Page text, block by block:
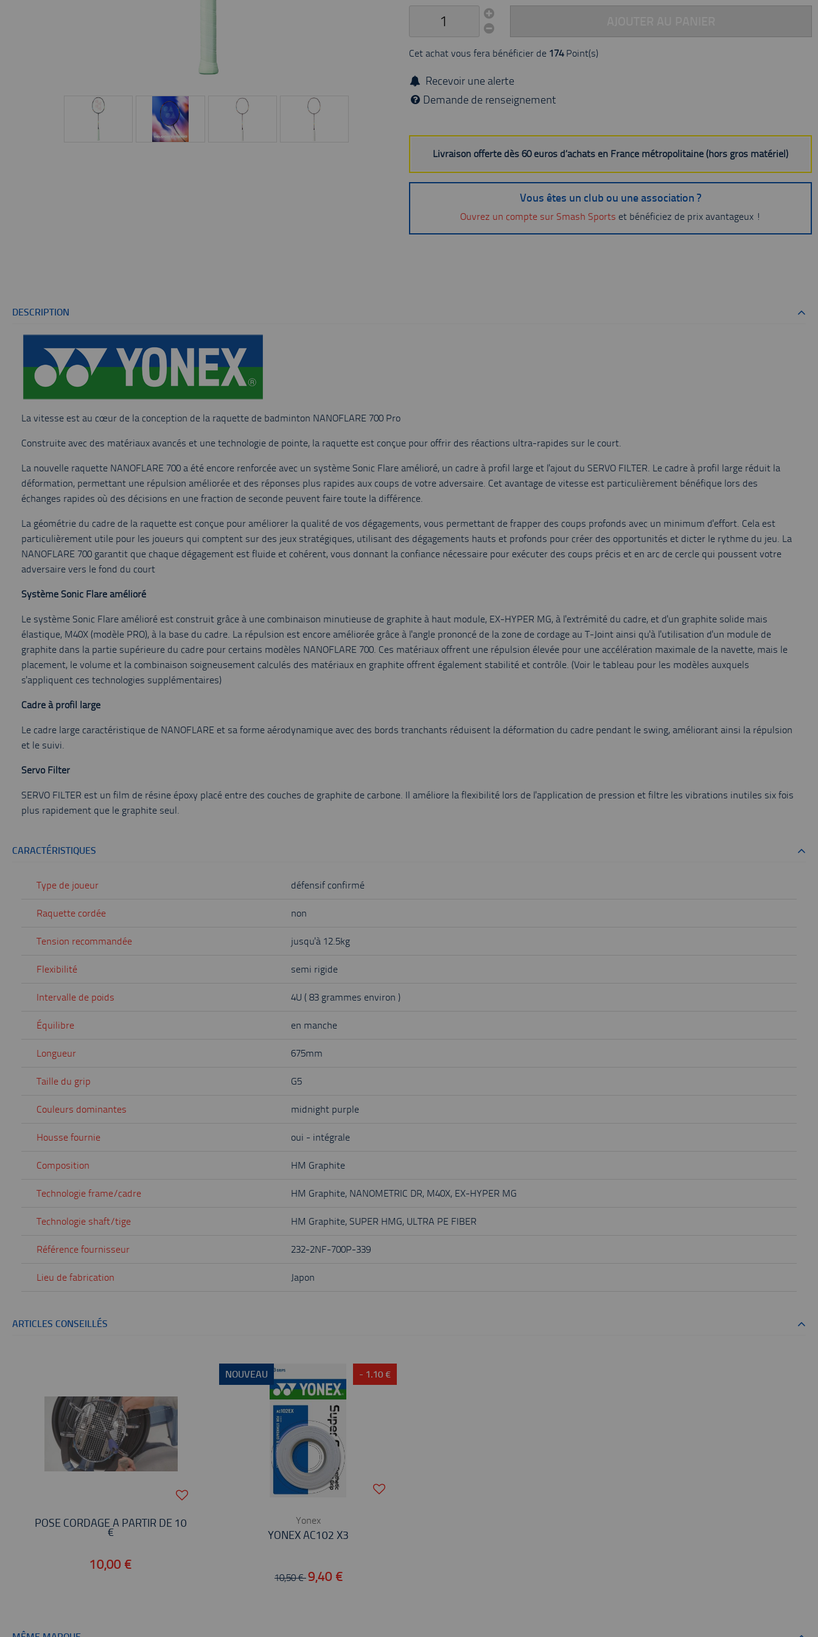
Cet achat vous fera bénéficier de 174Point(s)
Recevoir une alerte
Demande de renseignement
Livraison offerte dès 60 euros d’achats en France métropolitaine (hors gros matériel)
Vous êtes un club ou une association ?
Ouvrez un compte sur Smash Sports et bénéficiez de prix avantageux !
DESCRIPTION
La vitesse est au cœur de la conception de la raquette de badminton NANOFLARE 700 Pro
Construite avec des matériaux avancés et une technologie de pointe, la raquette est conçue pour offrir des réactions ultra-rapides sur le court.
La nouvelle raquette NANOFLARE 700 a été encore renforcée avec un système Sonic Flare amélioré, un cadre à profil large et l'ajout du SERVO FILTER. Le cadre à profil large réduit la
déformation, permettant une répulsion améliorée et des réponses plus rapides aux coups de votre adversaire. Cet avantage de vitesse est particulièrement bénéfique lors des
échanges rapides où des décisions en une fraction de seconde peuvent faire toute la différence.
La géométrie du cadre de la raquette est conçue pour améliorer la qualité de vos dégagements, vous permettant de frapper des coups profonds avec un minimum d'effort. Cela est
particulièrement utile pour les joueurs qui comptent sur des jeux stratégiques, utilisant des dégagements hauts et profonds pour créer des opportunités et dicter le rythme du jeu. La
NANOFLARE 700 garantit que chaque dégagement est fluide et cohérent, vous donnant la confiance nécessaire pour exécuter des coups précis et en arc de cercle qui poussent votre
adversaire vers le fond du court
Système Sonic Flare amélioré
Le système Sonic Flare amélioré est construit grâce à une combinaison minutieuse de graphite à haut module, EX-HYPER MG, à l'extrémité du cadre, et d'un graphite solide mais
élastique, M40X (modèle PRO), à la base du cadre. La répulsion est encore améliorée grâce à l'angle prononcé de la zone de cordage au T-Joint ainsi qu'à l'utilisation d'un module de
graphite dans la partie supérieure du cadre pour certains modèles NANOFLARE 700. Ces matériaux offrent une répulsion élevée pour une accélération maximale de la navette, mais le
placement, le volume et la combinaison soigneusement calculés des matériaux en graphite offrent également stabilité et contrôle. (Voir le tableau pour les modèles auxquels
s'appliquent ces technologies supplémentaires)
Cadre à profil large
Le cadre large caractéristique de NANOFLARE et sa forme aérodynamique avec des bords tranchants réduisent la déformation du cadre pendant le swing, améliorant ainsi la répulsion
et le suivi.
Servo Filter
SERVO FILTER est un film de résine époxy placé entre des couches de graphite de carbone. Il améliore la flexibilité lors de l'application de pression et filtre les vibrations inutiles six fois
plus rapidement que le graphite seul.
CARACTÉRISTIQUES
Type de joueur défensif confirmé
Raquette cordée non
Tension recommandée jusqu'à 12.5kg
Flexibilité semi rigide
Intervalle de poids 4U ( 83 grammes environ )
Équilibre en manche
Longueur 675mm
Taille du grip G5
Couleurs dominantes midnight purple
Housse fournie oui - intégrale
Composition HM Graphite
Technologie frame/cadre HM Graphite, NANOMETRIC DR, M40X, EX-HYPER MG
Technologie shaft/tige HM Graphite, SUPER HMG, ULTRA PE FIBER
Référence fournisseur 232-2NF-700P-339
Lieu de fabrication Japon
ARTICLES CONSEILLÉS
POSE CORDAGE À PARTIR DE 10
€
10,00 €
NOUVEAU - 1.10 €
Yonex
YONEX AC102 X3
10,50 €9,40 €